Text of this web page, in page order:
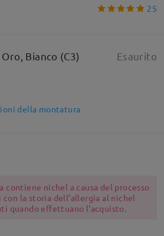
25
Oro, Bianco (C3) Esaurito
della montatura
contiene nichel a causa del processo
la storia dell'allergia al nichel
quando effettuano l'acquisto.